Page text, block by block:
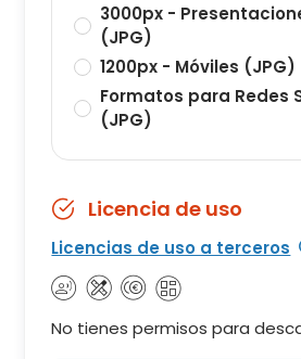
3000px -
(JPG)
1200px - Móviles (JPG)
Formatos para Redes
(JPG)
Licencia de uso
Licencias de uso a terceros
No tienes permisos para